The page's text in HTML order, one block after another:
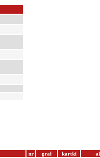
nr grał kartki